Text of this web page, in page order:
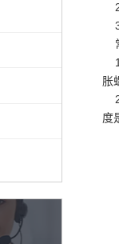
2
3
1
胀
2
度